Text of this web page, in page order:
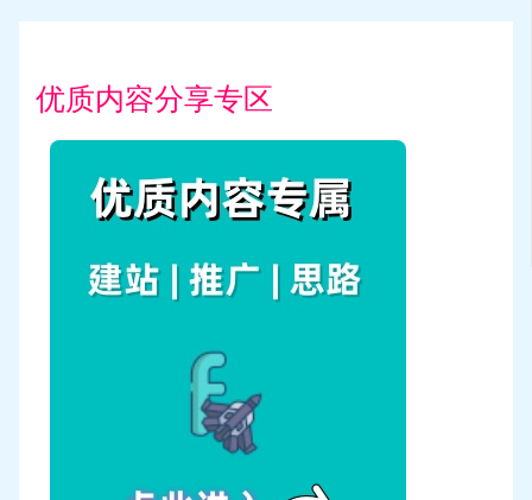
优质内容分享专区